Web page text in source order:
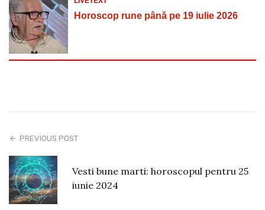
Horoscop rune până pe 19 iulie 2026
PREVIOUS POST
Vesti bune marti: horoscopul pentru 25
iunie 2024